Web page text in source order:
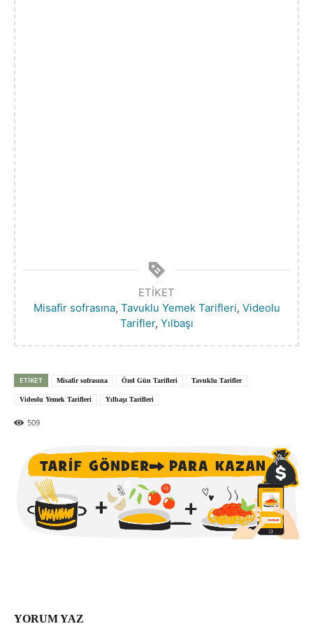
ETIKET
Misafir sofrasına, Tavuklu Yemek Tarifleri, Videolu
Tarifler, Yılbaşı
ETIKET Misafir sofrasına Özel Gün Tarifleri Tavuklu Tarifler
Videolu Yemek Tarifleri Yılbaşı Tarifleri
509
YORUM YAZ